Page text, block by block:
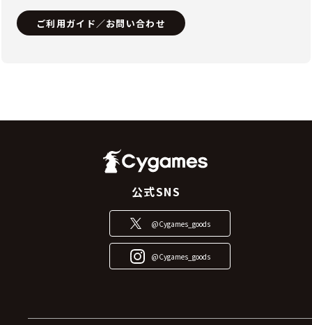
ご利用ガイド／お問い合わせ
公式SNS
@Cygames_goods
@Cygames_goods